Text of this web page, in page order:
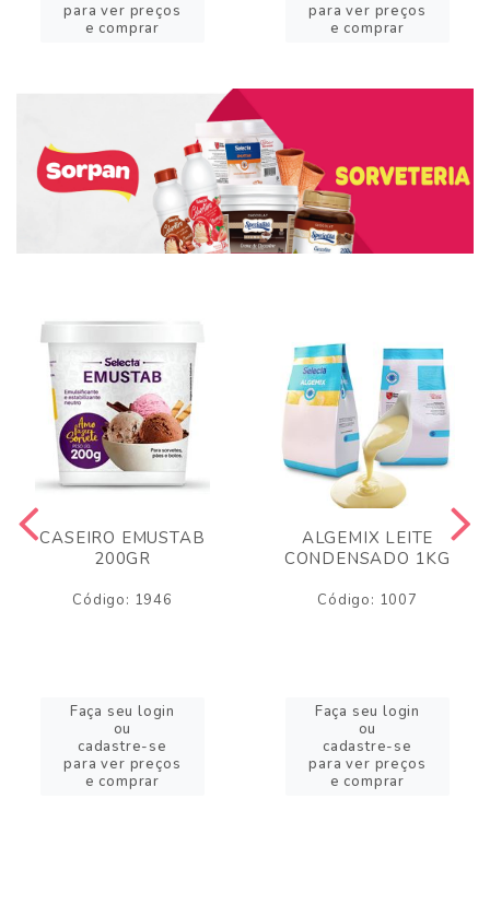
para ver preços
e comprar
para ver preços
e comprar
CASEIRO EMUSTAB
200GR
Código: 1946
Faça seu login
ou
cadastre-se
para ver preços
e comprar
ALGEMIX LEITE
CONDENSADO 1KG
Código: 1007
Faça seu login
ou
cadastre-se
para ver preços
e comprar